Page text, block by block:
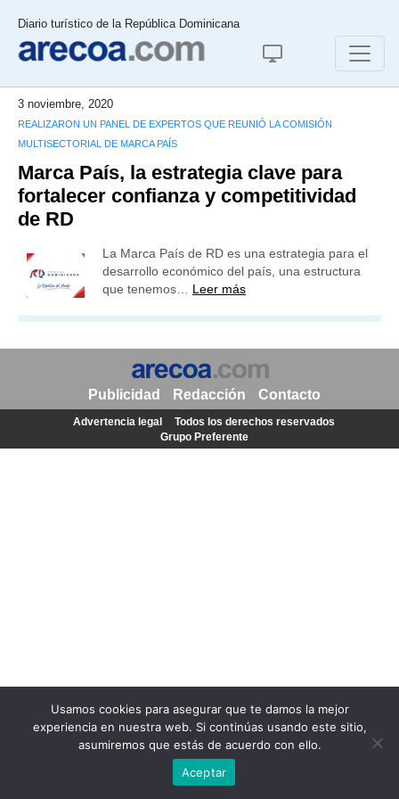
Diario turístico de la República Dominicana
3 noviembre, 2020
REALIZARON UN PANEL DE EXPERTOS QUE REUNIÓ LA COMISIÓN
MULTISECTORIAL DE MARCA PAÍS
Marca País, la estrategia clave para
fortalecer confianza y competitividad
de RD
La Marca País de RD es una estrategia para el
desarrollo económico del país, una estructura
que tenemos… Leer más
Usamos cookies para asegurar que te damos la mejor
experiencia en nuestra web. Si continúas usando este sitio,
asumiremos que estás de acuerdo con ello.
Aceptar
Publicidad Redacción Contacto
Advertencia legal
Todos los derechos reservados
Grupo Preferente